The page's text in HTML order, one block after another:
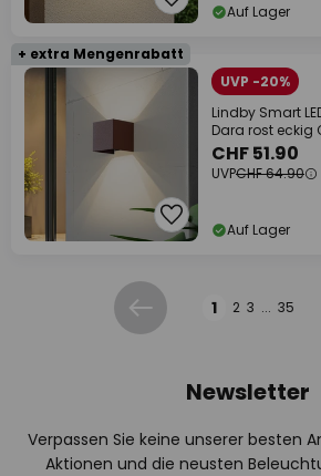
Auf Lager
+ extra Mengenrabatt
UVP -20%
Lindby Smart
Dara rost eckig
CHF 51.90
UVPCHF 64.90
Auf Lager
Zurück 1 2 3 ... 35
Newsletter
Verpassen Sie keine unserer besten
Aktionen und die neusten